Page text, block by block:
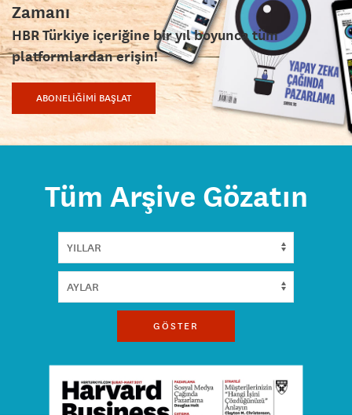
Zamanı
HBR Türkiye içeriğine bir yıl boyunca tüm
platformlardan erişin!
ABONELİĞİMİ BAŞLAT
Tüm Arşive Gözatın
GÖSTER